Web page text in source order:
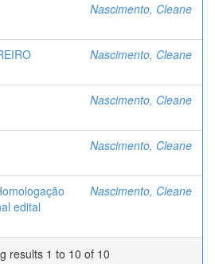
Nascimento, Cleane
Nascimento, Cleane
Nascimento, Cleane
Nascimento, Cleane
edital
Nascimento, Cleane
results 1 to 10 of 10